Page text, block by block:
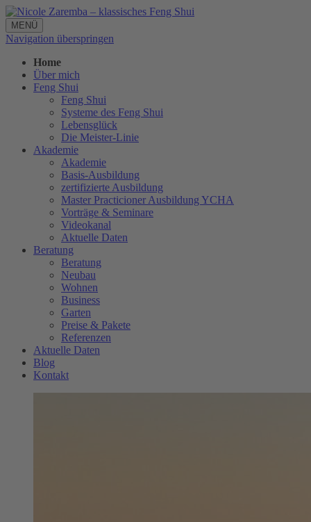
MENÜ
Navigation überspringen
Home
Über mich
Feng Shui
Feng Shui
Systeme des Feng Shui
Lebensglück
Die Meister-Linie
Akademie
Akademie
Basis-Ausbildung
zertifizierte Ausbildung
Master Practicioner Ausbildung YCHA
Vorträge & Seminare
Videokanal
Aktuelle Daten
Beratung
Beratung
Neubau
Wohnen
Business
Garten
Preise & Pakete
Referenzen
Aktuelle Daten
Blog
Kontakt